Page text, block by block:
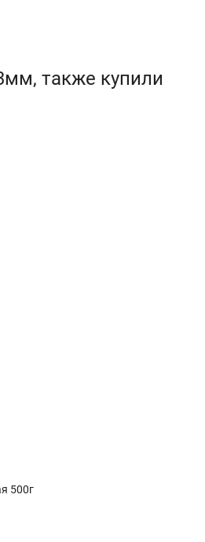
также купили
500г